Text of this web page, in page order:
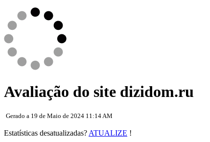
Avaliação do site dizidom.ru
Gerado a 19 de Maio de 2024 11:14 AM
Estatísticas desatualizadas? ATUALIZE !